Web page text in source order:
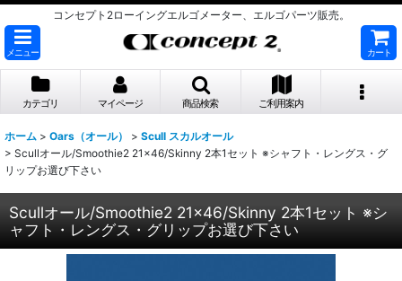
コンセプト2ローイングエルゴメーター、エルゴパーツ販売。
メニュー カート
カテゴリ マイページ 商品検索 ご利用案内
ホーム > Oars（オール） > Scull スカルオール
> Scullオール/Smoothie2 21×46/Skinny 2本1セット ※シャフト・レングス・グ
リップお選び下さい
Scullオール/Smoothie2 21×46/Skinny 2本1セット ※シ
ャフト・レングス・グリップお選び下さい